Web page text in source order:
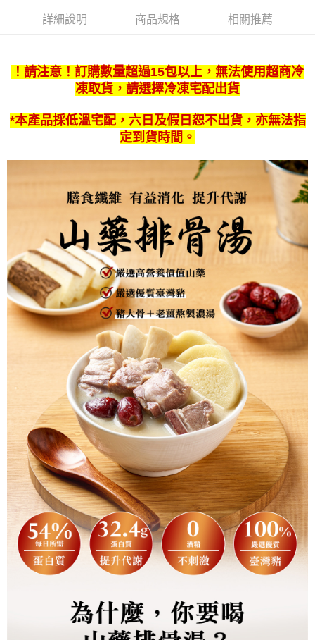
詳細說明 商品規格 相關推薦
！請注意！訂購數量超過15包以上，無法使用超商冷
凍取貨，請選擇冷凍宅配出貨
*本產品採低溫宅配，六日及假日恕不出貨，亦無法指
定到貨時間。